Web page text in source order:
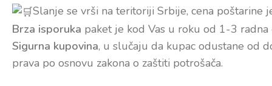
Slanje se vrši na teritoriji Srbije, cena poštarine
Brza isporuka paket je kod Vas u roku od 1-3 radna
Sigurna kupovina, u slučaju da kupac odustane od
prava po osnovu zakona o zaštiti potrošača.